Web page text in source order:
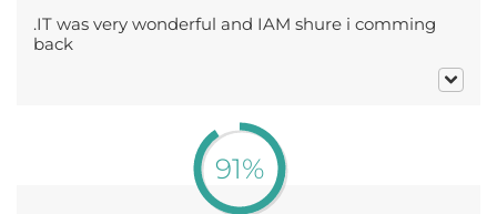
.IT was very wonderful and IAM shure i comming
back
91%